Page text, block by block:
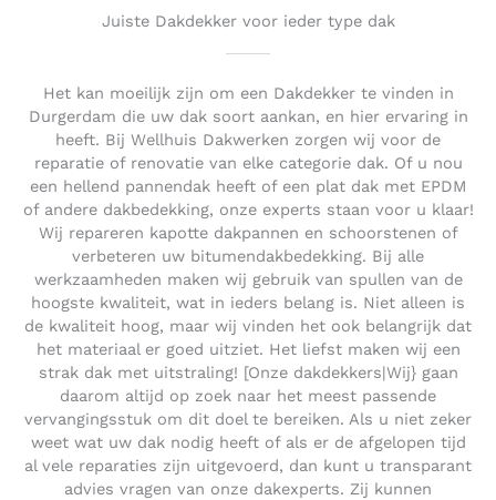
Juiste Dakdekker voor ieder type dak
Het kan moeilijk zijn om een Dakdekker te vinden in
Durgerdam die uw dak soort aankan, en hier ervaring in
heeft. Bij Wellhuis Dakwerken zorgen wij voor de
reparatie of renovatie van elke categorie dak. Of u nou
een hellend pannendak heeft of een plat dak met EPDM
of andere dakbedekking, onze experts staan voor u klaar!
Wij repareren kapotte dakpannen en schoorstenen of
verbeteren uw bitumendakbedekking. Bij alle
werkzaamheden maken wij gebruik van spullen van de
hoogste kwaliteit, wat in ieders belang is. Niet alleen is
de kwaliteit hoog, maar wij vinden het ook belangrijk dat
het materiaal er goed uitziet. Het liefst maken wij een
strak dak met uitstraling! [Onze dakdekkers|Wij} gaan
daarom altijd op zoek naar het meest passende
vervangingsstuk om dit doel te bereiken. Als u niet zeker
weet wat uw dak nodig heeft of als er de afgelopen tijd
al vele reparaties zijn uitgevoerd, dan kunt u transparant
advies vragen van onze dakexperts. Zij kunnen